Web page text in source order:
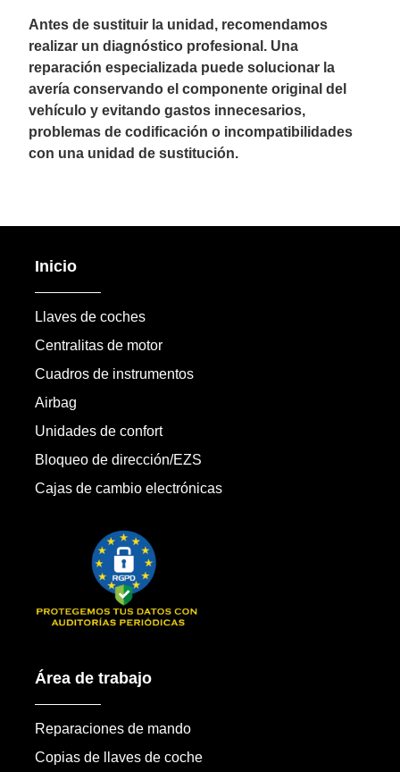
Antes de sustituir la unidad, recomendamos
realizar un diagnóstico profesional. Una
reparación especializada puede solucionar la
avería conservando el componente original del
vehículo y evitando gastos innecesarios,
problemas de codificación o incompatibilidades
con una unidad de sustitución.
Inicio
Llaves de coches
Centralitas de motor
Cuadros de instrumentos
Airbag
Unidades de confort
Bloqueo de dirección/EZS
Cajas de cambio electrónicas
Área de trabajo
Reparaciones de mando
Copias de llaves de coche